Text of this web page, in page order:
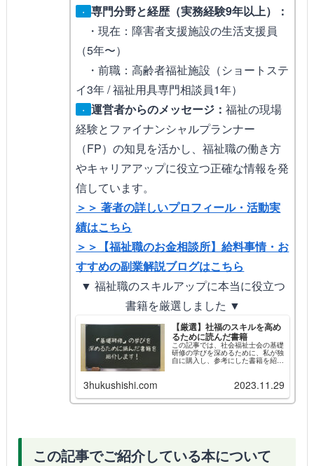
・
専門分野と経歴（実務経験9年以上）：
・現在：障害者支援施設の生活支援員
（5年〜）
・前職：高齢者福祉施設（ショートステ
イ3年 / 福祉用具専門相談員1年）
・ 運営者からのメッセージ：福祉の現場
経験とファイナンシャルプランナー
（FP）の知見を活かし、福祉職の働き方
やキャリアアップに役立つ正確な情報を発
信しています。
＞＞ 著者の詳しいプロフィール・活動実
績はこちら
＞＞【福祉職のお金相談所】給料事情・お
すすめの副業解説ブログはこちら
▼ 福祉職のスキルアップに本当に役立つ
書籍を厳選しました ▼
【厳選】社福のスキルを高め
るために読んだ書籍
この記事では、社会福祉士会の基礎
研修の学びを深めるために、私が独
自に購入し、参考にした書籍を紹介
3hukushishi.com 2023.11.29
この記事でご紹介している本について